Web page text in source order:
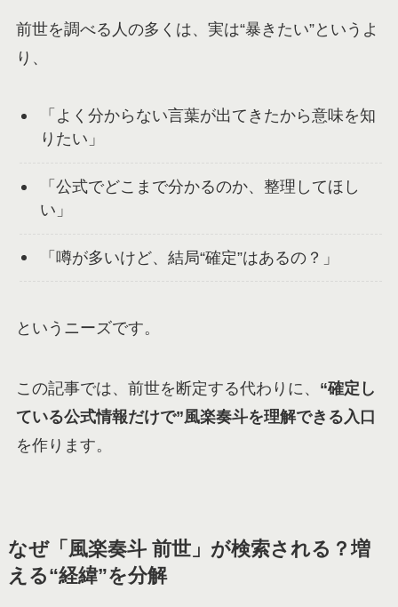
前世を調べる人の多くは、実は“暴きたい”というよ
り、
「よく分からない言葉が出てきたから意味を知
りたい」
「公式でどこまで分かるのか、整理してほし
い」
「噂が多いけど、結局“確定”はあるの？」
というニーズです。
この記事では、前世を断定する代わりに、 “確定し
ている公式情報だけで”風楽奏斗を理解できる入口
を作ります。
なぜ「風楽奏斗 前世」が検索される？増
える“経緯”を分解